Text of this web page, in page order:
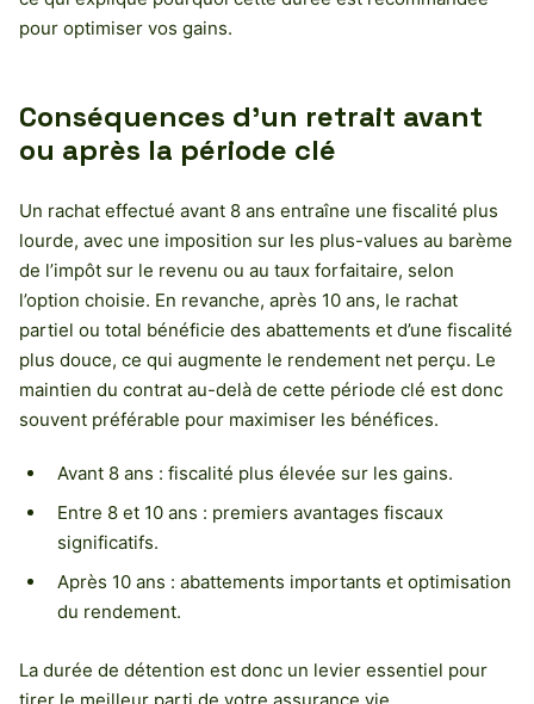
pour optimiser vos gains.
Conséquences d’un retrait avant
ou après la période clé
Un rachat effectué avant 8 ans entraîne une fiscalité plus
lourde, avec une imposition sur les plus-values au barème
de l’impôt sur le revenu ou au taux forfaitaire, selon
l’option choisie. En revanche, après 10 ans, le rachat
partiel ou total bénéficie des abattements et d’une fiscalité
plus douce, ce qui augmente le rendement net perçu. Le
maintien du contrat au-delà de cette période clé est donc
souvent préférable pour maximiser les bénéfices.
Avant 8 ans : fiscalité plus élevée sur les gains.
Entre 8 et 10 ans : premiers avantages fiscaux
significatifs.
Après 10 ans : abattements importants et optimisation
du rendement.
La durée de détention est donc un levier essentiel pour